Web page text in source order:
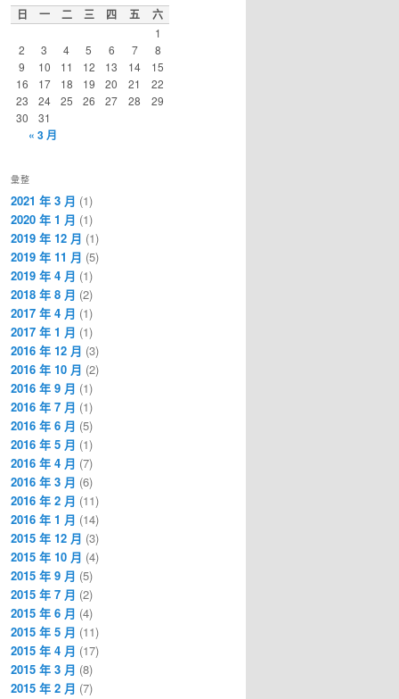
日 一 二 三 四 五 六
1
2
3 4 5 6 7
8
9
10 11 12 13 14
15
16
17 18 19 20 21
22
23
24 25 26 27 28
29
30
31
« 3 月
彙整
2021 年 3 月 (1)
2020 年 1 月 (1)
2019 年 12 月 (1)
2019 年 11 月 (5)
2019 年 4 月 (1)
2018 年 8 月 (2)
2017 年 4 月 (1)
2017 年 1 月 (1)
2016 年 12 月 (3)
2016 年 10 月 (2)
2016 年 9 月 (1)
2016 年 7 月 (1)
2016 年 6 月 (5)
2016 年 5 月 (1)
2016 年 4 月 (7)
2016 年 3 月 (6)
2016 年 2 月 (11)
2016 年 1 月 (14)
2015 年 12 月 (3)
2015 年 10 月 (4)
2015 年 9 月 (5)
2015 年 7 月 (2)
2015 年 6 月 (4)
2015 年 5 月 (11)
2015 年 4 月 (17)
2015 年 3 月 (8)
2015 年 2 月 (7)